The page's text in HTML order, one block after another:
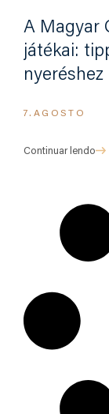
A Magyar
játékai:
nyeréshez
7.AGOSTO
Continuar lendo